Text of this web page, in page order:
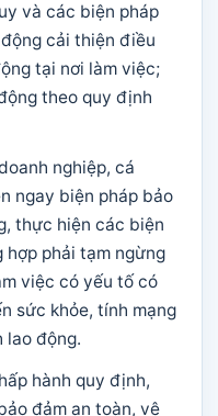
và các biện pháp
cải thiện điều
tại nơi làm việc;
theo quy định
nghiệp, cá
ngay biện pháp bảo
thực hiện các biện
hợp phải tạm ngừng
việc có yếu tố có
sức khỏe, tính mạng
lao động.
hành quy định,
đảm an toàn, vệ